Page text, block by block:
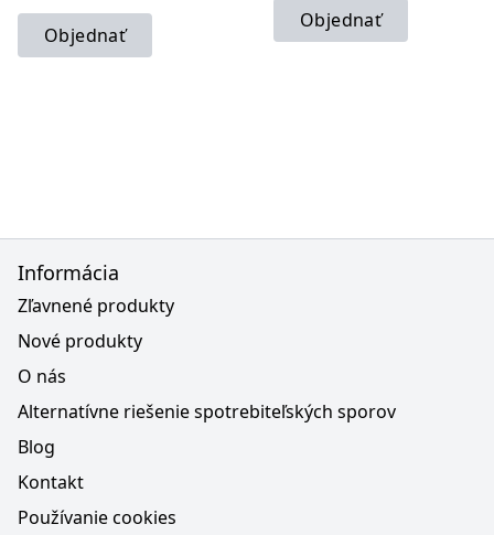
Objednať
Objednať
Informácia
Zľavnené produkty
Nové produkty
O nás
Alternatívne riešenie spotrebiteľských sporov
Blog
Kontakt
Používanie cookies